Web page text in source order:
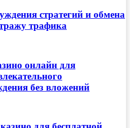
стратегий и обмена
трафика
онлайн для
без вложений